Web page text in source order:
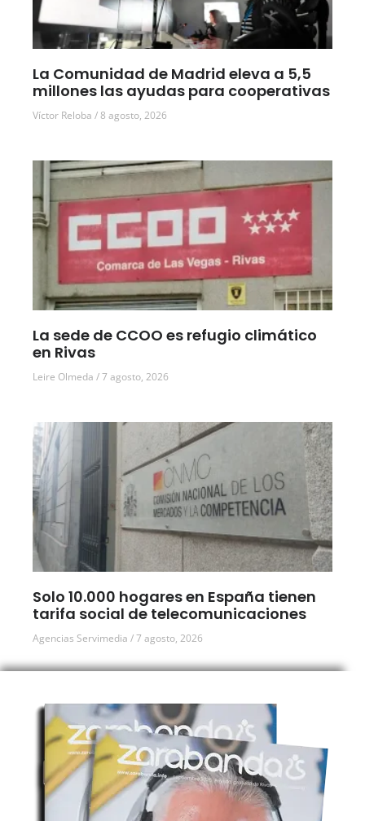
La Comunidad de Madrid eleva a 5,5
millones las ayudas para cooperativas
Víctor Reloba 8 agosto, 2026
La sede de CCOO es refugio climático
en Rivas
Leire Olmeda 7 agosto, 2026
Solo 10.000 hogares en España tienen
tarifa social de telecomunicaciones
Agencias Servimedia 7 agosto, 2026